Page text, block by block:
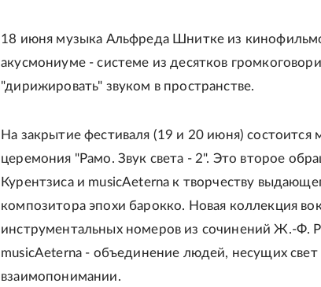
18 июня музыка Альфреда Шнитке из
акусмониуме - системе из десятков
"дирижировать" звуком в пространстве.
На закрытие фестиваля (19 и 20 июня) состоится
церемония "Рамо. Звук света - 2". Это второе
Курентзиса и musicAeterna к творчеству
композитора эпохи барокко. Новая коллекция
инструментальных номеров из сочинений Ж.-Ф.
musicAeterna - объединение людей, несущих свет
взаимопонимании.